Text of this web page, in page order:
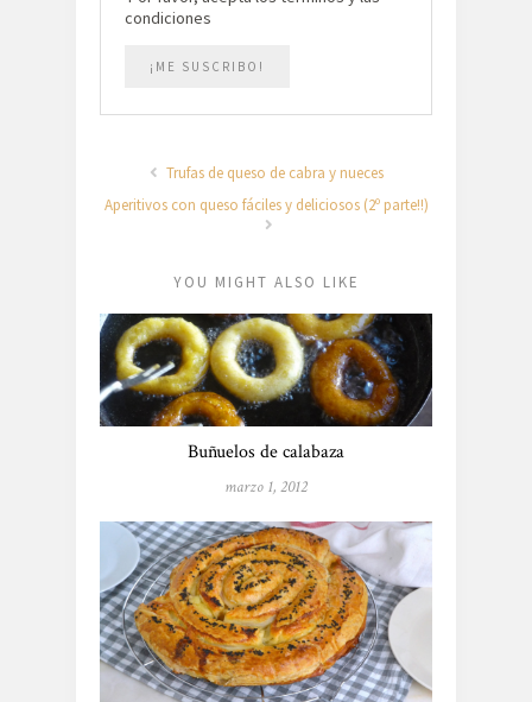
condiciones
Trufas de queso de cabra y nueces
Aperitivos con queso fáciles y deliciosos (2º parte!!)
YOU MIGHT ALSO LIKE
Buñuelos de calabaza
marzo 1, 2012